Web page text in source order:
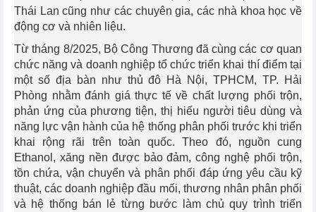
Thái Lan cũng như các chuyên gia, các nhà khoa học về
động cơ và nhiên liệu.
Từ tháng 8/2025, Bộ Công Thương đã cùng các cơ quan
chức năng và doanh nghiệp tổ chức triển khai thí điểm tại
một số địa bàn như thủ đô Hà Nội, TPHCM, TP. Hải
Phòng nhằm đánh giá thực tế về chất lượng phối trộn,
phản ứng của phương tiện, thị hiếu người tiêu dùng và
năng lực vận hành của hệ thống phân phối trước khi triển
khai rộng rãi trên toàn quốc. Theo đó, nguồn cung
Ethanol, xăng nền được bảo đảm, công nghệ phối trộn,
tồn chứa, vận chuyển và phân phối đáp ứng yêu cầu kỹ
thuật, các doanh nghiệp đầu mối, thương nhân phân phối
và hệ thống bán lẻ từng bước làm chủ quy trình triển